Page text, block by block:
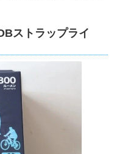
ストラップライ